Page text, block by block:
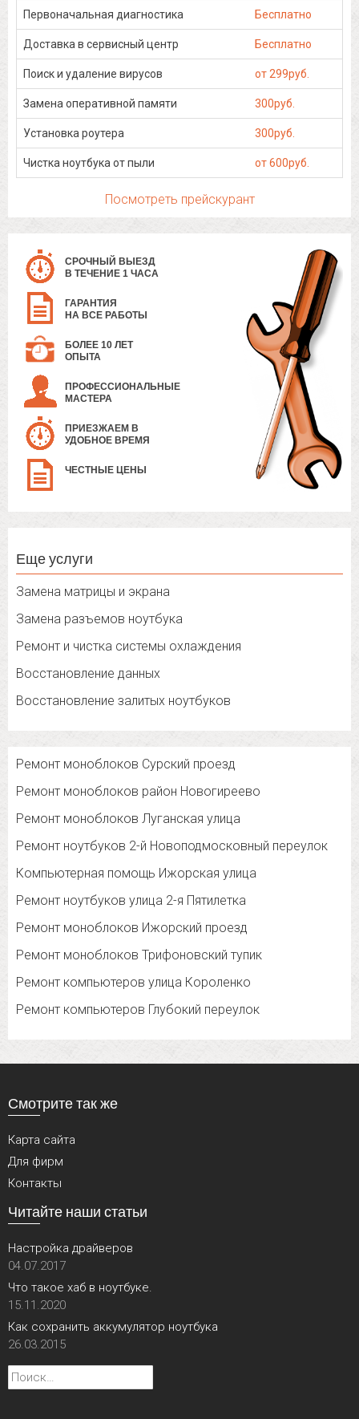
Первоначальная диагностика Бесплатно
Доставка в сервисный центр Бесплатно
Поиск и удаление вирусов от 299руб.
Замена оперативной памяти 300руб.
Установка роутера 300руб.
Чистка ноутбука от пыли от 600руб.
Посмотреть прейскурант
СРОЧНЫЙ ВЫЕЗД
В ТЕЧЕНИЕ 1 ЧАСА
ГАРАНТИЯ
НА ВСЕ РАБОТЫ
БОЛЕЕ 10 ЛЕТ
ОПЫТА
ПРОФЕССИОНАЛЬНЫЕ
МАСТЕРА
ПРИЕЗЖАЕМ В
УДОБНОЕ ВРЕМЯ
ЧЕСТНЫЕ ЦЕНЫ
Еще услуги
Замена матрицы и экрана
Замена разъемов ноутбука
Ремонт и чистка системы охлаждения
Восстановление данных
Восстановление залитых ноутбуков
Ремонт моноблоков Сурский проезд
Ремонт моноблоков район Новогиреево
Ремонт моноблоков Луганская улица
Ремонт ноутбуков 2-й Новоподмосковный переулок
Компьютерная помощь Ижорская улица
Ремонт ноутбуков улица 2-я Пятилетка
Ремонт моноблоков Ижорский проезд
Ремонт моноблоков Трифоновский тупик
Ремонт компьютеров улица Короленко
Ремонт компьютеров Глубокий переулок
Смотрите так же
Карта сайта
Для фирм
Контакты
Читайте наши статьи
Настройка драйверов
04.07.2017
Что такое хаб в ноутбуке.
15.11.2020
Как сохранить аккумулятор ноутбука
26.03.2015
Найти: